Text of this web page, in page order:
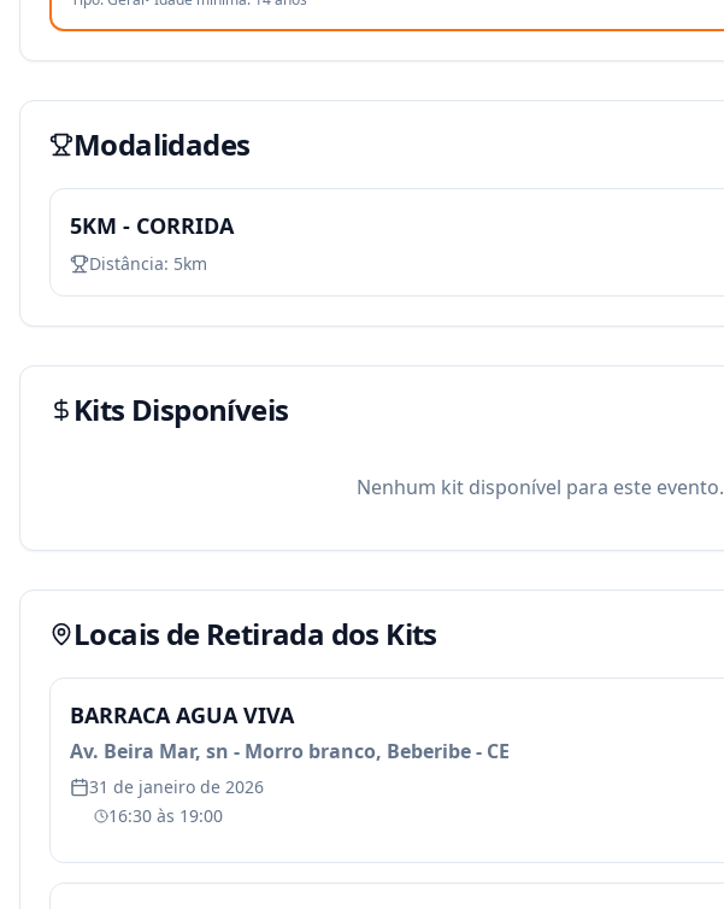
Modalidades
5KM - CORRIDA
Distância: 5km
Kits Disponíveis
Nenhum kit disponível para este evento.
Locais de Retirada dos Kits
BARRACA AGUA VIVA
Av. Beira Mar, sn - Morro branco, Beberibe - CE
31 de janeiro de 2026
16:30 às 19:00